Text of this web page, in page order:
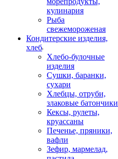
кулинария
Рыба
свежемороженая
Кондитерские изделия,
хлеб
Хлебо-булочные
изделия
Сушки, баранки,
сухари
Хлебцы, отруби,
злаковые батончики
Кексы, рулеты,
круассаны
Печенье, пряники,
вафли
Зефир, мармелад,